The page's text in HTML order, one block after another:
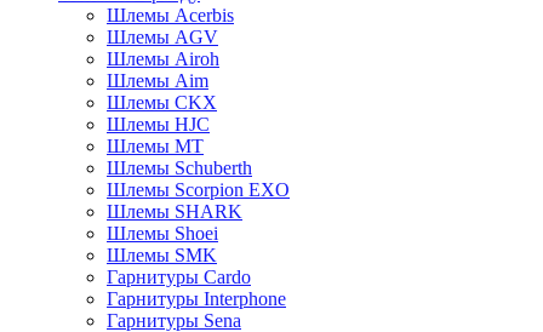
Шлемы Acerbis
Шлемы AGV
Шлемы Airoh
Шлемы Aim
Шлемы CKX
Шлемы HJC
Шлемы MT
Шлемы Schuberth
Шлемы Scorpion EXO
Шлемы SHARK
Шлемы Shoei
Шлемы SMK
Гарнитуры Cardo
Гарнитуры Interphone
Гарнитуры Sena